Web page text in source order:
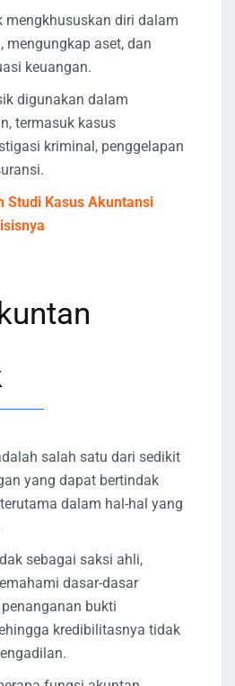
mengkhususkan diri dalam
mengungkap aset, dan
keuangan.
digunakan dalam
termasuk kasus
kriminal, penggelapan
Studi Kasus Akuntansi
salah satu dari sedikit
yang dapat bertindak
dalam hal-hal yang
sebagai saksi ahli,
dasar-dasar
bukti
kredibilitasnya tidak